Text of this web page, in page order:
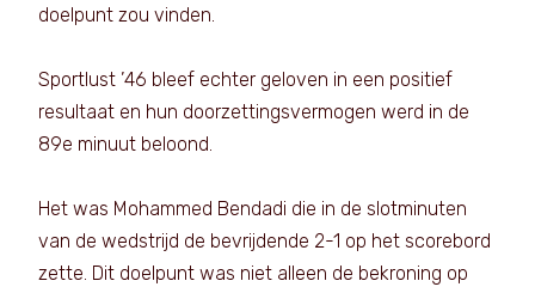
doelpunt zou vinden.
Sportlust ’46 bleef echter geloven in een positief
resultaat en hun doorzettingsvermogen werd in de
89e minuut beloond.
Het was Mohammed Bendadi die in de slotminuten
van de wedstrijd de bevrijdende 2-1 op het scorebord
zette. Dit doelpunt was niet alleen de bekroning op